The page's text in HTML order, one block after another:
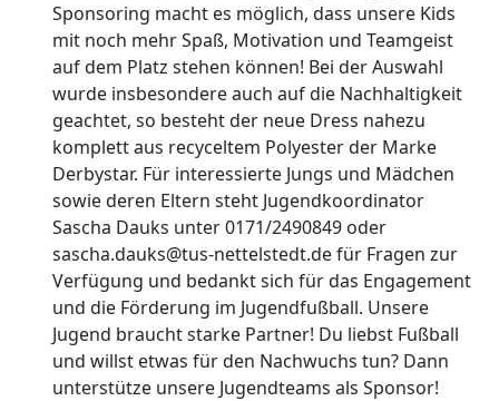
Sponsoring macht es möglich, dass unsere Kids
mit noch mehr Spaß, Motivation und Teamgeist
auf dem Platz stehen können! Bei der Auswahl
wurde insbesondere auch auf die Nachhaltigkeit
geachtet, so besteht der neue Dress nahezu
komplett aus recyceltem Polyester der Marke
Derbystar. Für interessierte Jungs und Mädchen
sowie deren Eltern steht Jugendkoordinator
Sascha Dauks unter 0171/2490849 oder
sascha.dauks@tus-nettelstedt.de für Fragen zur
Verfügung und bedankt sich für das Engagement
und die Förderung im Jugendfußball. Unsere
Jugend braucht starke Partner! Du liebst Fußball
und willst etwas für den Nachwuchs tun? Dann
unterstütze unsere Jugendteams als Sponsor!